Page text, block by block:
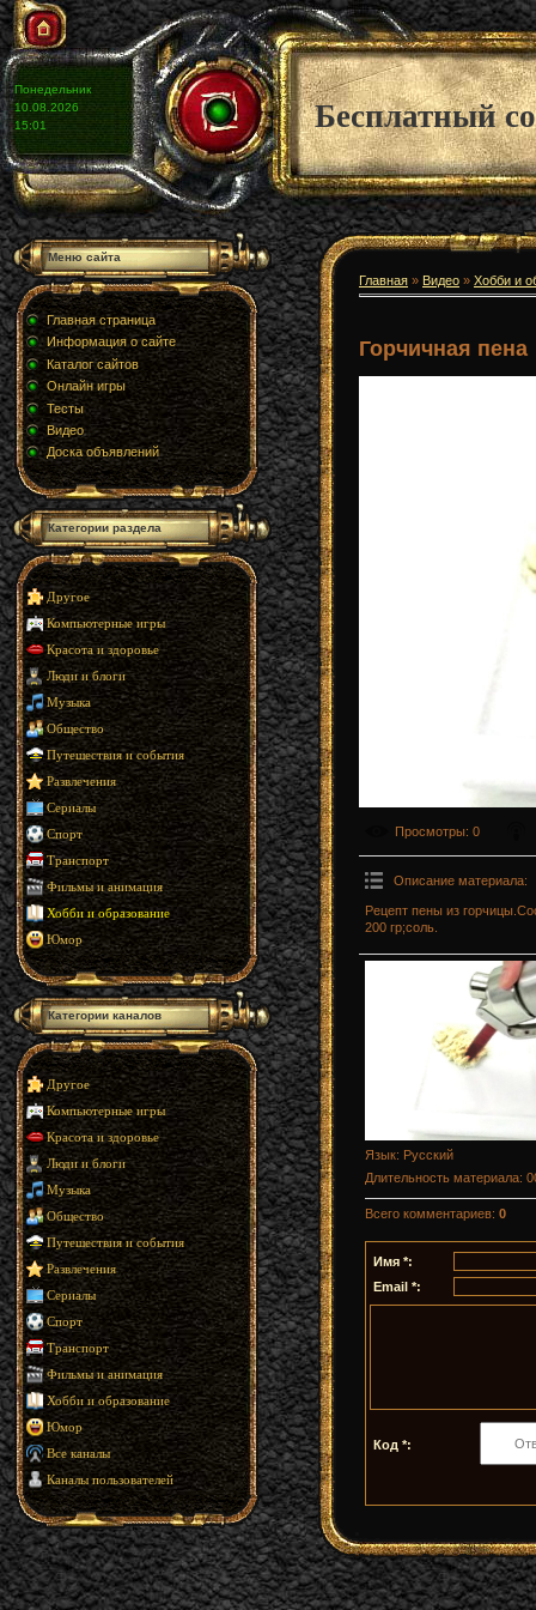
Понедельник
10.08.2026
15:01
Бесплатный
Меню сайта
Главная страница
Информация о сайте
Каталог сайтов
Онлайн игры
Тесты
Видео
Доска объявлений
Категории раздела
Другое
Компьютерные игры
Красота и здоровье
Люди и блоги
Музыка
Общество
Путешествия и события
Развлечения
Сериалы
Спорт
Транспорт
Фильмы и анимация
Хобби и образование
Юмор
Категории каналов
Другое
Компьютерные игры
Красота и здоровье
Люди и блоги
Музыка
Общество
Путешествия и события
Развлечения
Сериалы
Спорт
Транспорт
Фильмы и анимация
Хобби и образование
Юмор
Все каналы
Каналы пользователей
Главная » Видео » Хобби и
Горчичная пена
Просмотры: 0
Описание материала:
Рецепт пены из
200 гр;соль.
Язык: Русский
Длительность материала:
Всего комментариев: 0
Имя *:
Email *:
Код *: